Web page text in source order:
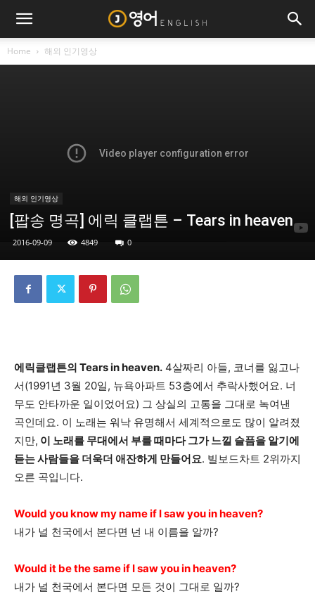
Home 해외 인기영상
해외 인기영상
[팝송 명곡] 에릭 클랩튼 – Tears in heaven
2016-09-09 4849 0
에릭클랩튼의 Tears in heaven. 4살짜리 아들, 코너를 잃고나
서(1991년 3월 20일, 뉴욕아파트 53층에서 추락사했어요. 너
무도 안타까운 일이었어요) 그 상실의 고통을 그대로 녹여낸
곡인데요. 이 노래는 워낙 유명해서 세계적으로도 많이 알려졌
지만, 이 노래를 무대에서 부를 때마다 그가 느낄 슬픔을 알기에
듣는 사람들을 더욱더 애잔하게 만들어요. 빌보드차트 2위까지
오른 곡입니다.
Would you know my name if I saw you in heaven?
내가 널 천국에서 본다면 넌 내 이름을 알까?
Would it be the same if I saw you in heaven?
내가 널 천국에서 본다면 모든 것이 그대로 일까?